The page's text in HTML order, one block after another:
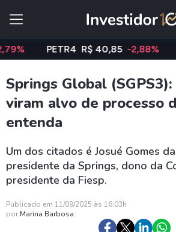
PETR4 R$ 40,85 -2,88%
Springs Global
viram alvo de processo
entenda
Um dos citados é Josué Gomes
presidente da Springs, dono da
presidente da Fiesp.
Publicado em 11/09/2025 às 16:03h
por Marina Barbosa